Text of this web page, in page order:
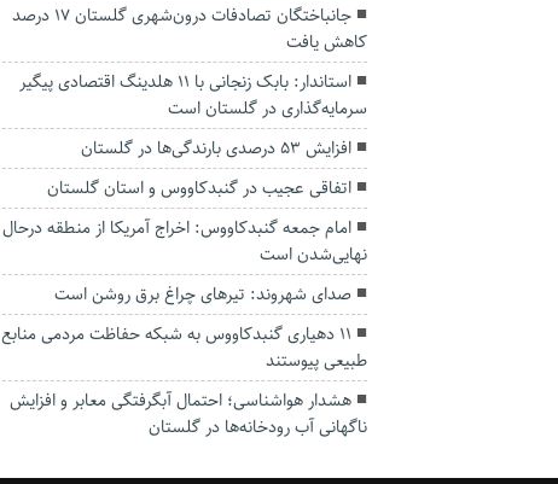
جانباختگان تصادفات درون‌شهری گلستان ۱۷ درصد
کاهش یافت
استاندار: بابک زنجانی با ۱۱ هلدینگ اقتصادی پیگیر
سرمایه‌گذاری در گلستان است
افزایش ۵۳ درصدی بارندگی‌ها در گلستان
اتفاقی عجیب در‌ گنبدکاووس و استان گلستان
امام جمعه گنبدکاووس: اخراج آمریکا از منطقه درحال
نهایی‌شدن است
صدای شهروند: تیرهای چراغ برق روشن است
۱۱ دهیاری گنبدکاووس به شبکه حفاظت مردمی منابع
طبیعی پیوستند
هشدار هواشناسی؛ احتمال آبگرفتگی معابر و افزایش
ناگهانی آب رودخانه‌ها در گلستان